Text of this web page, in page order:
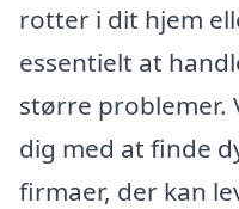
rotter i dit hjem
essentielt at
større problemer.
dig med at finde
firmaer, der kan